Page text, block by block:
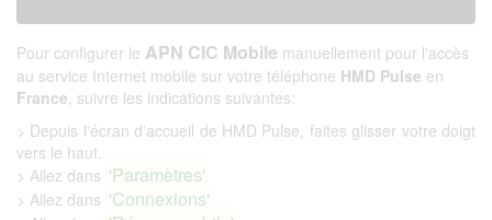
Pour configurer le APN CIC Mobile manuellement pour l'accès
au service Internet mobile sur votre téléphone HMD Pulse en
France, suivre les indications suivantes:
> Depuis l'écran d'accueil de HMD Pulse, faites glisser votre doigt
vers le haut.
> Allez dans 'Paramètres'
> Allez dans 'Connexions'